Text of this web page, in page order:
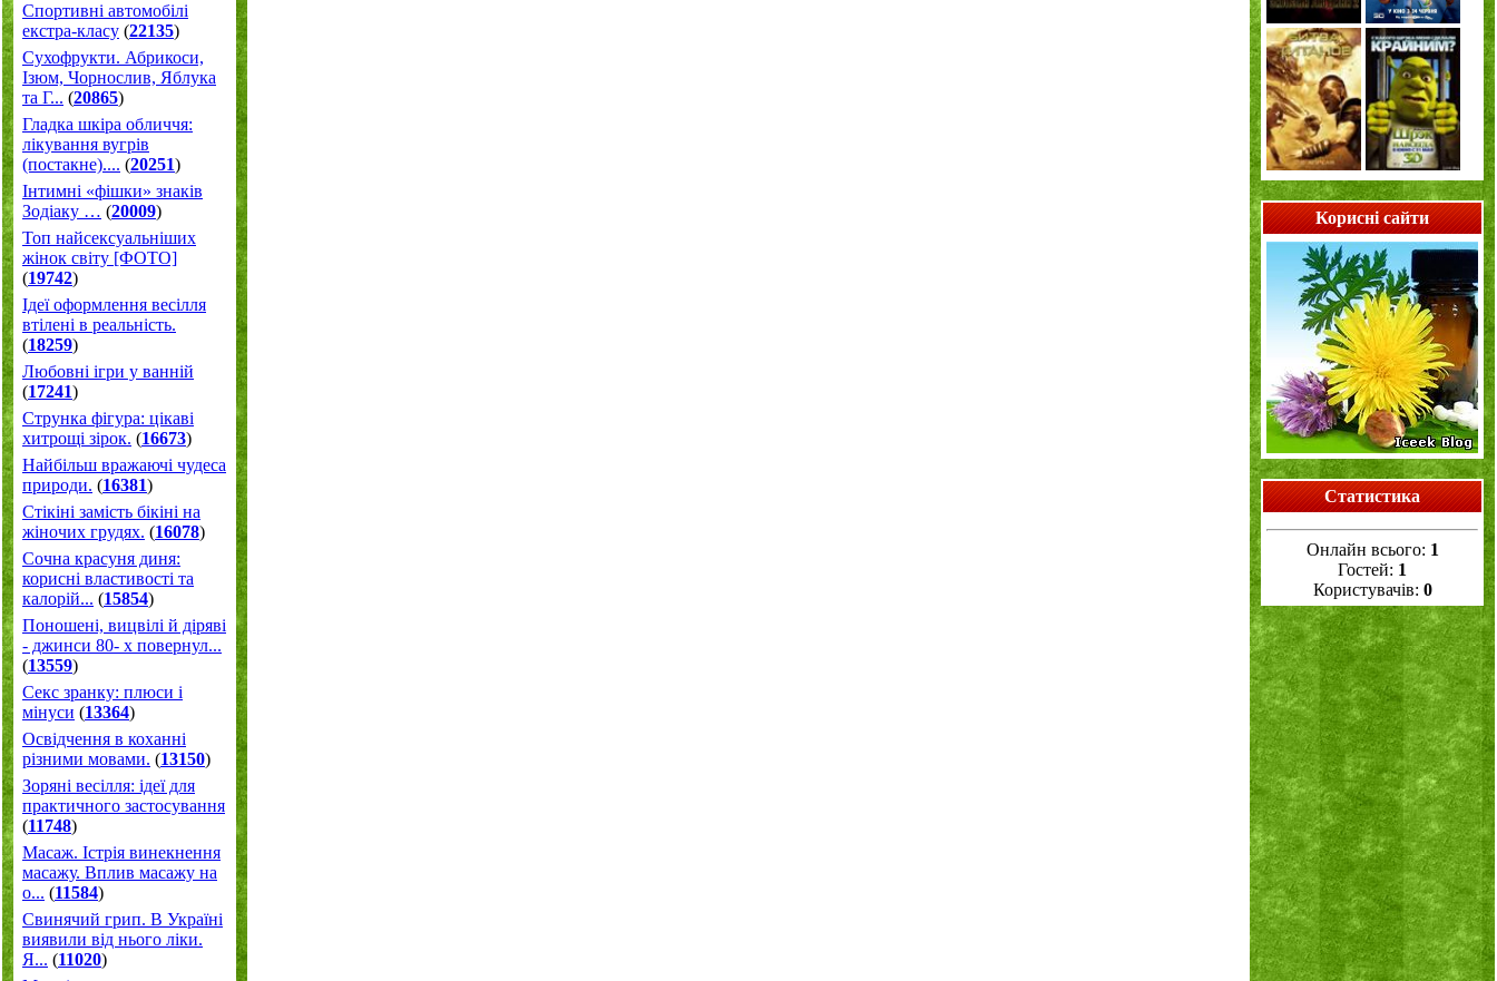
Спортивні автомобілі
екстра-класу (22135)
Cухофрукти. Абрикоси,
Ізюм, Чорнослив, Яблука
та Г... (20865)
Гладка шкіра обличчя:
лікування вугрів
(постакне).... (20251)
Інтимні «фішки» знаків
Зодіаку … (20009)
Топ найсексуальніших
жінок світу [ФОТО]
(19742)
Ідеї оформлення весілля
втілені в реальність.
(18259)
Любовні ігри у ванній
(17241)
Струнка фігура: цікаві
хитрощі зірок. (16673)
Найбільш вражаючі чудеса
природи. (16381)
Стікіні замість бікіні на
жіночих грудях. (16078)
Сочна красуня диня:
корисні властивості та
калорій... (15854)
Поношені, вицвілі й діряві
- джинси 80- х повернул...
(13559)
Секс зранку: плюси і
мінуси (13364)
Освідчення в коханні
різними мовами. (13150)
Зоряні весілля: ідеї для
практичного застосування
(11748)
Масаж. Істрія винекнення
масажу. Вплив масажу на
о... (11584)
Свинячий грип. В Україні
виявили від нього ліки.
Я... (11020)
Корисні сайти
Статистика
Онлайн всього: 1
Гостей: 1
Користувачів: 0